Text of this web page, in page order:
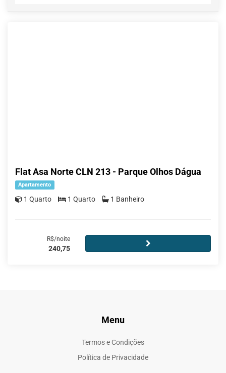
Flat Asa Norte CLN 213 - Parque Olhos Dágua
Apartamento
1 Quarto 1 Quarto 1 Banheiro
R$/noite
240,75
Menu
Termos e Condições
Política de Privacidade